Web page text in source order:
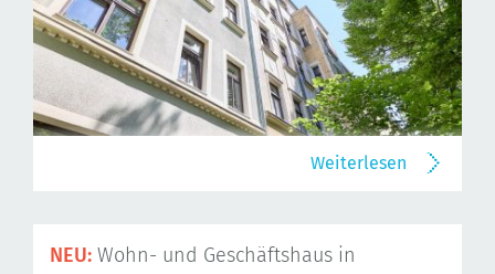
Weiterlesen
NEU: Wohn- und Geschäftshaus in